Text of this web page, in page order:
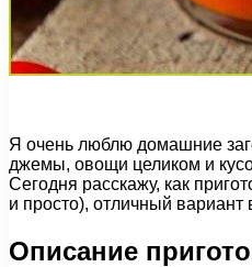
Я очень люблю домашние
джемы, овощи целиком и
Сегодня расскажу, как
и просто), отличный вариант
Описание